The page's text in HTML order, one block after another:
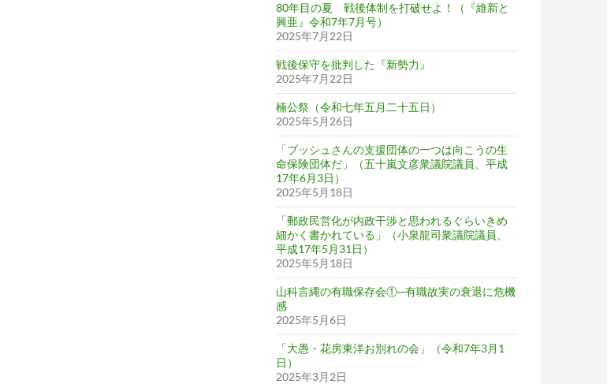
80年目の夏 戦後体制を打破せよ！（『維新と
興亜』令和7年7月号）
2025年7月22日
戦後保守を批判した『新勢力』
2025年7月22日
楠公祭（令和七年五月二十五日）
2025年5月26日
「ブッシュさんの支援団体の一つは向こうの生
命保険団体だ」（五十嵐文彦衆議院議員、平成
17年6月3日）
2025年5月18日
「郵政民営化が内政干渉と思われるぐらいきめ
細かく書かれている」（小泉龍司衆議院議員、
平成17年5月31日）
2025年5月18日
山科言縄の有職保存会①─有職故実の衰退に危機
感
2025年5月6日
「大愚・花房東洋お別れの会」（令和7年3月1
日）
2025年3月2日